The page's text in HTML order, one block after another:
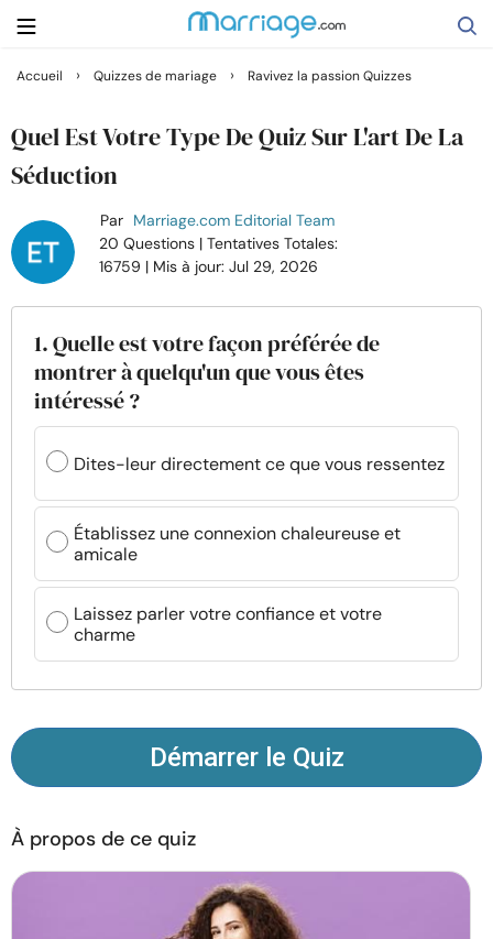
Relations
Aide
Cours
Ressources
Communauté
Trouver un thérapeute
Langue
À propos de nous Contact Écrivez pour nous
Publicité avec
© Copyright 2026. Tous droits réservés.
Accueil › Quizzes de mariage › Ravivez la passion Quizzes
Quel Est Votre Type De Quiz Sur L'art De La
Séduction
Par Marriage.com Editorial Team
20 Questions | Tentatives Totales:
16759 | Mis à jour: Jul 29, 2026
1. Quelle est votre façon préférée de
montrer à quelqu'un que vous êtes
intéressé ?
Dites-leur directement ce que vous ressentez
Établissez une connexion chaleureuse et
amicale
Laissez parler votre confiance et votre
charme
Démarrer le Quiz
À propos de ce quiz